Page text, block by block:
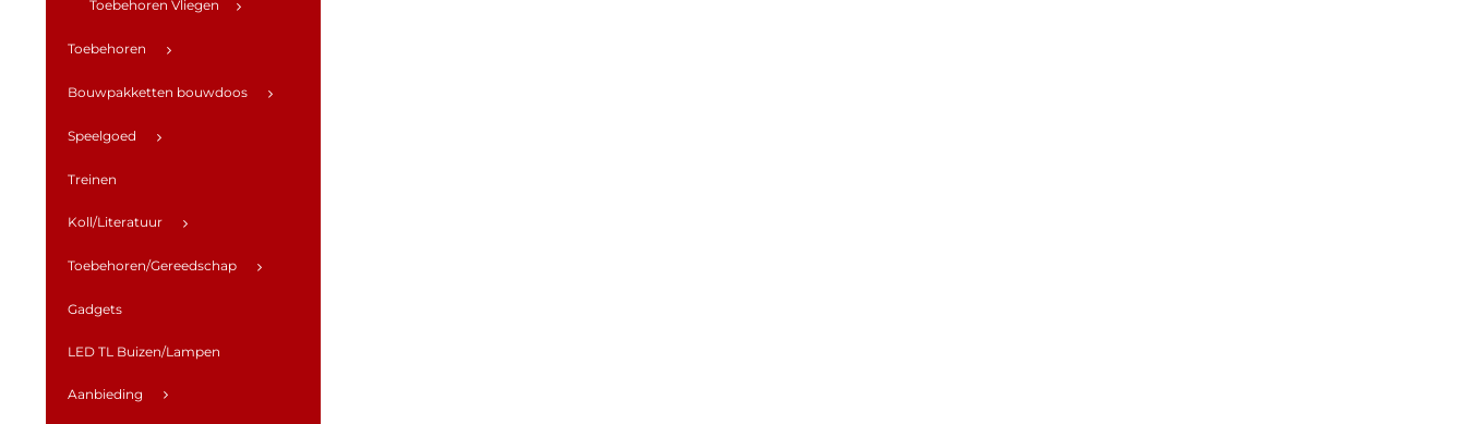
Toebehoren Vliegen
Toebehoren
Bouwpakketten bouwdoos
Speelgoed
Treinen
Koll/Literatuur
Toebehoren/Gereedschap
Gadgets
LED TL Buizen/Lampen
Aanbieding